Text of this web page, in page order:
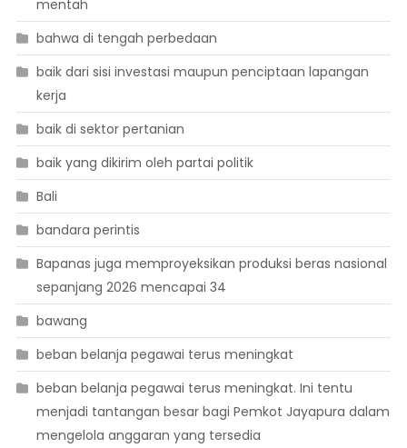
mentah
bahwa di tengah perbedaan
baik dari sisi investasi maupun penciptaan lapangan
kerja
baik di sektor pertanian
baik yang dikirim oleh partai politik
Bali
bandara perintis
Bapanas juga memproyeksikan produksi beras nasional
sepanjang 2026 mencapai 34
bawang
beban belanja pegawai terus meningkat
beban belanja pegawai terus meningkat. Ini tentu
menjadi tantangan besar bagi Pemkot Jayapura dalam
mengelola anggaran yang tersedia